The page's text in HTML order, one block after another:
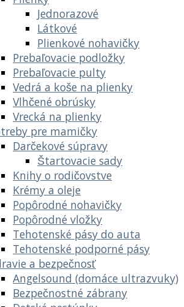
Jednorazové
Látkové
Plienkové nohavičky
Prebaľovacie podložky
Prebaľovacie pulty
Vedrá a koše na plienky
Vlhčené obrúsky
Vrecká na plienky
pre mamičky
Darčekové súpravy
Štartovacie sady
Knihy o rodičovstve
Krémy a oleje
Popôrodné nohavičky
Popôrodné vložky
Tehotenské pásy do auta
Tehotenské podporné pásy
a bezpečnosť
Angelsound (domáce ultrazvuky)
Bezpečnostné zábrany